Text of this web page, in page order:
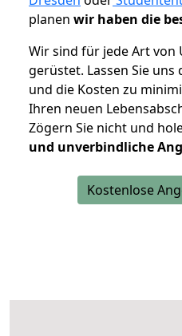
planen wir haben die
Wir sind für jede Art von
gerüstet. Lassen Sie uns
und die Kosten zu
Ihren neuen
Zögern Sie nicht und
und unverbindliche
Kostenlose